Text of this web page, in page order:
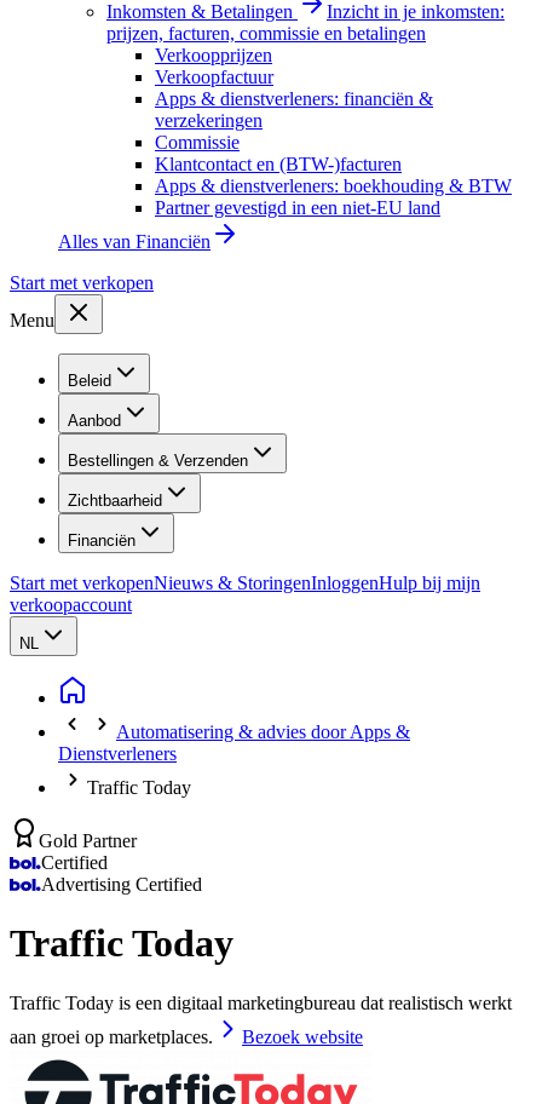
Inkomsten & Betalingen
Inzicht in je inkomsten:
prijzen, facturen, commissie en betalingen
Verkoopprijzen
Verkoopfactuur
Apps & dienstverleners: financiën &
verzekeringen
Commissie
Klantcontact en (BTW-)facturen
Apps & dienstverleners: boekhouding & BTW
Partner gevestigd in een niet-EU land
Alles van Financiën
Start met verkopen
Menu
Beleid
Aanbod
Bestellingen & Verzenden
Zichtbaarheid
Financiën
Start met verkopenNieuws & StoringenInloggenHulp bij mijn
verkoopaccount
NL
Automatisering & advies door Apps &
Dienstverleners
Traffic Today
Gold Partner
Certified
Advertising Certified
Traffic Today
Traffic Today is een digitaal marketingbureau dat realistisch werkt
aan groei op marketplaces.
Bezoek website